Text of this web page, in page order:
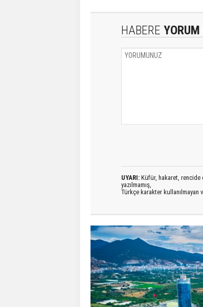
HABERE
UYARI: Küfür, hakaret, rencide
yazılmamış,
Türkçe karakter kullanılmayan